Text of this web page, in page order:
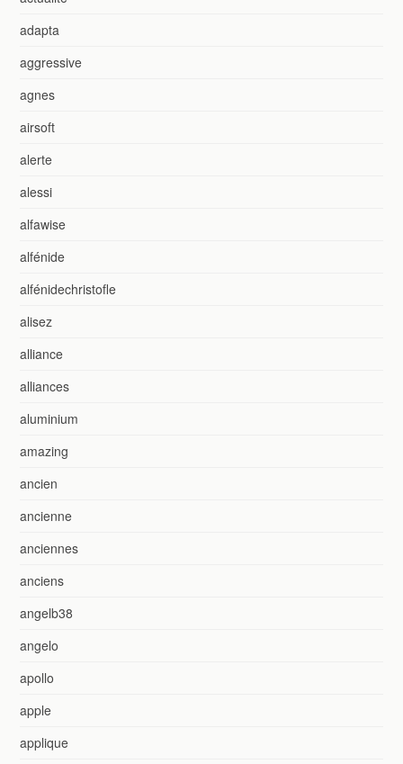
adapta
aggressive
agnes
airsoft
alerte
alessi
alfawise
alfénide
alfénidechristofle
alisez
alliance
alliances
aluminium
amazing
ancien
ancienne
anciennes
anciens
angelb38
angelo
apollo
apple
applique